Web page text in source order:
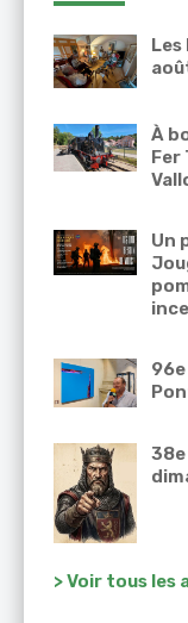
Les
À
Fer
Un
> Voir tous les